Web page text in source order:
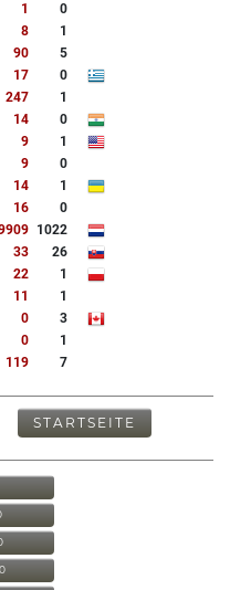
1
0
8
1
90
5
17
0
247
1
14
0
9
1
9
0
14
1
16
0
1022
33
26
22
1
11
1
0
3
0
1
119 7
STARTSEITE